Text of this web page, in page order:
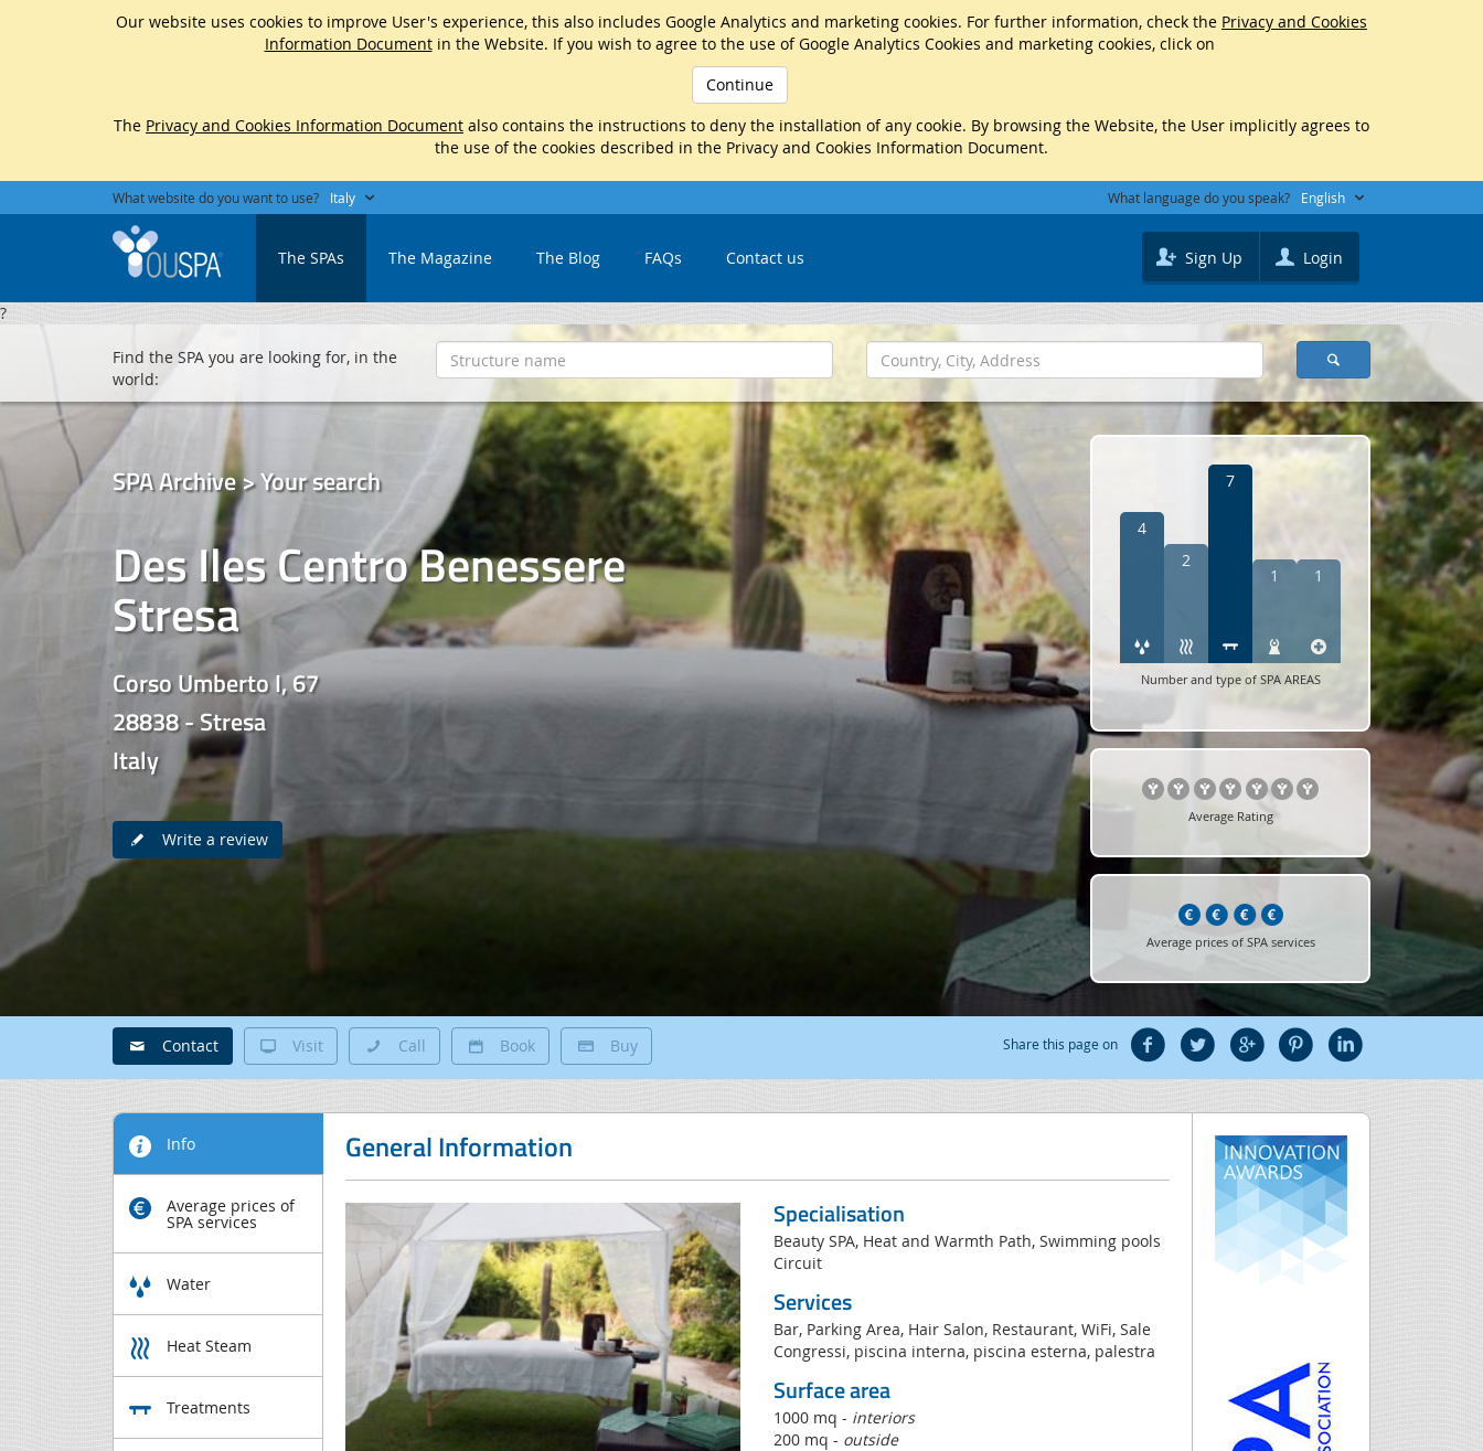
Our website uses cookies to improve User's experience, this also includes Google Analytics and marketing cookies. For further information, check the Privacy and Cookies
Information Documentin the Website. If you wish to agree to the use of Google Analytics Cookies and marketing cookies, click on
Continue
The Privacy and Cookies Information Document also contains the instructions to deny the installation of any cookie. By browsing the Website, the User implicitly agrees to
the use of the cookies described in the Privacy and Cookies Information Document.
What website do you want to use? Italy What language do you speak? English
The SPAs The Magazine The Blog FAQs Contact us Sign Up Login
?
SPA Archive > Your search
Des Iles Centro Benessere
Stresa
Corso Umberto I, 67
28838 - Stresa
Italy
Write a review
4
2
7
1 1
Number and type of SPA AREAS
Average Rating
Average prices of SPA services
Find the SPA you are looking for, in the
world:
Contact Visit Call Book Buy Share this page on
Info
Average prices of
SPA services
Water
Heat Steam
Treatments
General Information
Specialisation
Beauty SPA, Heat and Warmth Path, Swimming pools
Circuit
Services
Bar, Parking Area, Hair Salon, Restaurant, WiFi, Sale
Congressi, piscina interna, piscina esterna, palestra
Surface area
1000 mq - interiors
200 mq - outside